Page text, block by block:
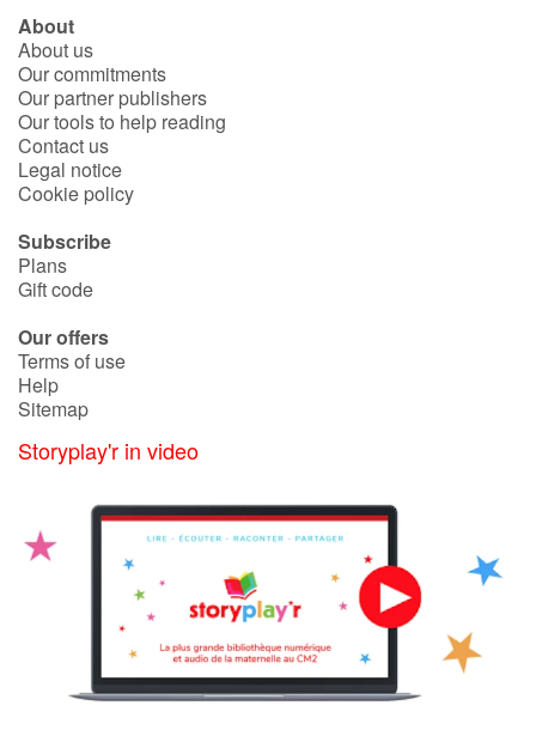
About
About us
Our commitments
Our partner publishers
Our tools to help reading
Contact us
Legal notice
Cookie policy
Subscribe
Plans
Gift code
Our offers
Terms of use
Help
Sitemap
Storyplay'r in video